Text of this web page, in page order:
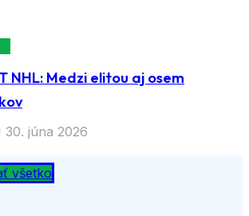
NHL: Medzi elitou aj osem
30. júna 2026
všetko